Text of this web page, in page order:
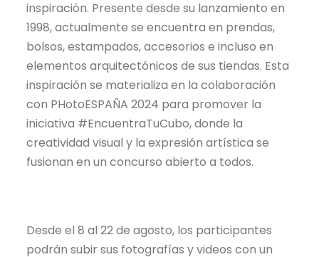
inspiración. Presente desde su lanzamiento en
1998, actualmente se encuentra en prendas,
bolsos, estampados, accesorios e incluso en
elementos arquitectónicos de sus tiendas. Esta
inspiración se materializa en la colaboración
con PHotoESPAÑA 2024 para promover la
iniciativa #EncuentraTuCubo, donde la
creatividad visual y la expresión artística se
fusionan en un concurso abierto a todos.
Desde el 8 al 22 de agosto, los participantes
podrán subir sus fotografías y videos con un